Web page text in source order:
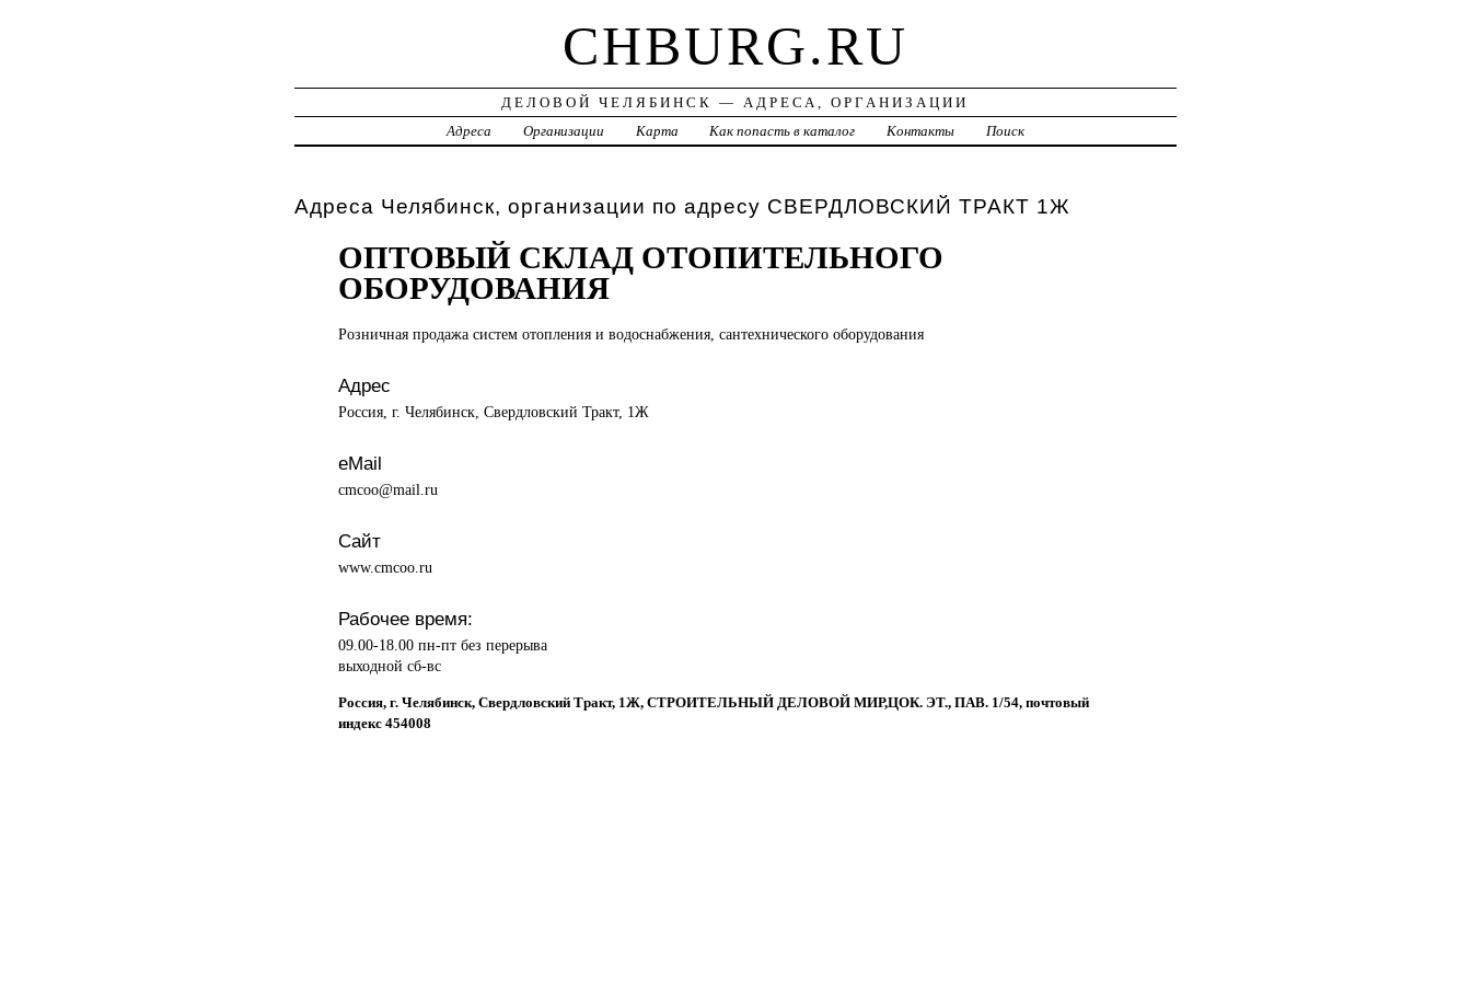
CHBURG.RU
ДЕЛОВОЙ ЧЕЛЯБИНСК — АДРЕСА, ОРГАНИЗАЦИИ
Адреса
Организации Карта Как попасть в каталог Контакты Поиск
Адреса Челябинск, организации по адресу СВЕРДЛОВСКИЙ ТРАКТ 1Ж
ОПТОВЫЙ СКЛАД ОТОПИТЕЛЬНОГО
ОБОРУДОВАНИЯ
Розничная продажа систем отопления и водоснабжения, сантехнического оборудования
Адрес
Россия, г. Челябинск, Свердловский Тракт, 1Ж
eMail
cmcoo@mail.ru
Сайт
www.cmcoo.ru
Рабочее время:
09.00-18.00 пн-пт без перерыва
выходной сб-вс
Россия, г. Челябинск, Свердловский Тракт, 1Ж, СТРОИТЕЛЬНЫЙ ДЕЛОВОЙ МИР,ЦОК. ЭТ., ПАВ. 1/54, почтовый
индекс 454008